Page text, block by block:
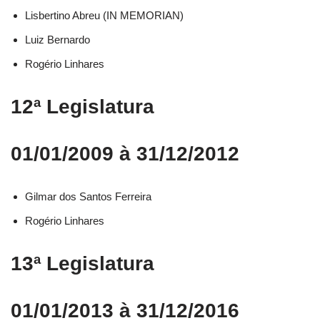
Lisbertino Abreu (IN MEMORIAN)
Luiz Bernardo
Rogério Linhares
12ª Legislatura
01/01/2009 à 31/12/2012
Gilmar dos Santos Ferreira
Rogério Linhares
13ª Legislatura
01/01/2013 à 31/12/2016